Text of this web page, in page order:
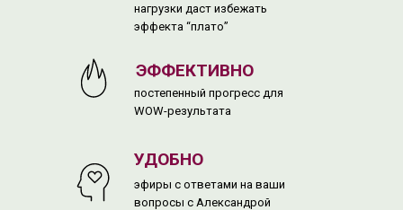
И ПРОДВИНУТЫЙ
ЭФФЕКТИВНО
УДОБНО
постепенный прогресс для
WOW-результата
нагрузки даст избежать
эффекта “плато”
эфиры с ответами на ваши
вопросы с Александрой